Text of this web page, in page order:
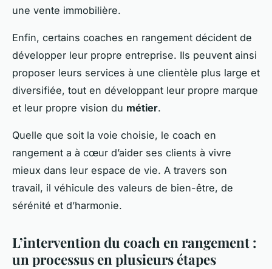
une vente immobilière.
Enfin, certains coaches en rangement décident de
développer leur propre entreprise. Ils peuvent ainsi
proposer leurs services à une clientèle plus large et
diversifiée, tout en développant leur propre marque
et leur propre vision du métier.
Quelle que soit la voie choisie, le coach en
rangement a à cœur d’aider ses clients à vivre
mieux dans leur espace de vie. A travers son
travail, il véhicule des valeurs de bien-être, de
sérénité et d’harmonie.
L’intervention du coach en rangement :
un processus en plusieurs étapes